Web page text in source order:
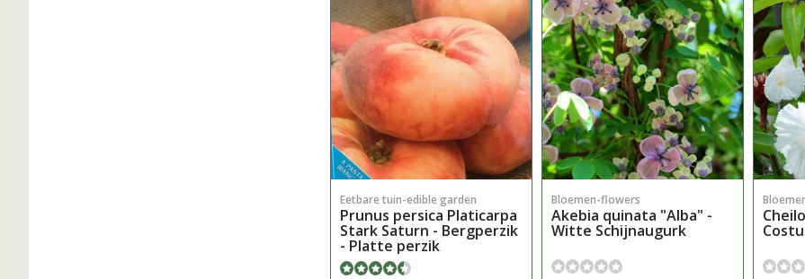
Eetbare tuin-edible garden
Prunus persica Platicarpa
Stark Saturn - Bergperzik
- Platte perzik
Bloemen-flowers
Akebia quinata "Alba" -
Witte Schijnaugurk